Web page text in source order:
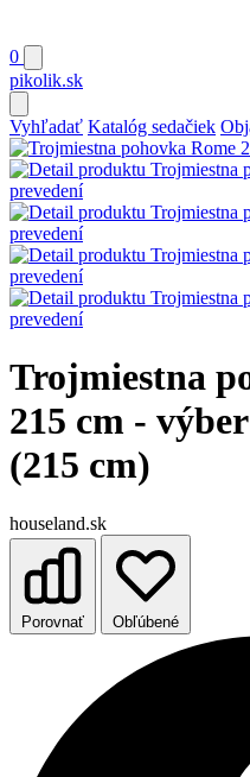
0
pikolik.sk
Vyhľadať Katalóg sedačiek
Trojmiestna
215 cm -
(215 cm)
houseland.sk
Porovnať Obľúbené